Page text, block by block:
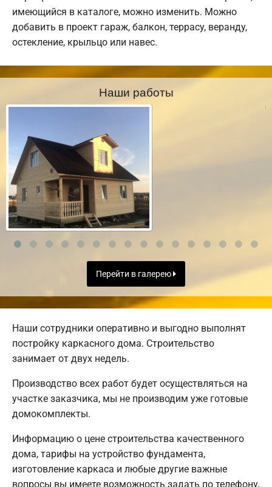
имеющийся в каталоге, можно изменить. Можно
добавить в проект гараж, балкон, террасу, веранду,
остекление, крыльцо или навес.
Наши работы
Перейти в галерею
Наши сотрудники оперативно и выгодно выполнят
постройку каркасного дома. Строительство
занимает от двух недель.
Производство всех работ будет осуществляться на
участке заказчика, мы не производим уже готовые
домокомплекты.
Информацию о цене строительства качественного
дома, тарифы на устройство фундамента,
изготовление каркаса и любые другие важные
вопросы вы имеете возможность задать по телефону,